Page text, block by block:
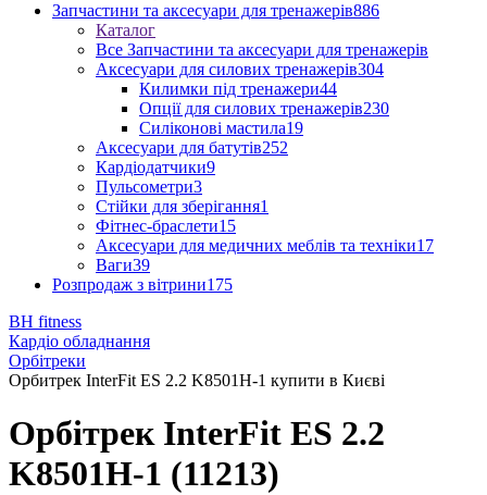
Запчастини та аксесуари для тренажерів886
Каталог
Все Запчастини та аксесуари для тренажерів
Аксесуари для силових тренажерів304
Килимки під тренажери44
Опції для силових тренажерів230
Силіконові мастила19
Аксесуари для батутів252
Кардіодатчики9
Пульсометри3
Стійки для зберігання1
Фітнес-браслети15
Аксесуари для медичних меблів та техніки17
Ваги39
Розпродаж з вітрини175
BH fitness
Кардіо обладнання
Орбітреки
Орбитрек InterFit ES 2.2 K8501H-1 купити в Києві
Орбітрек InterFit ES 2.2
K8501H-1 (11213)